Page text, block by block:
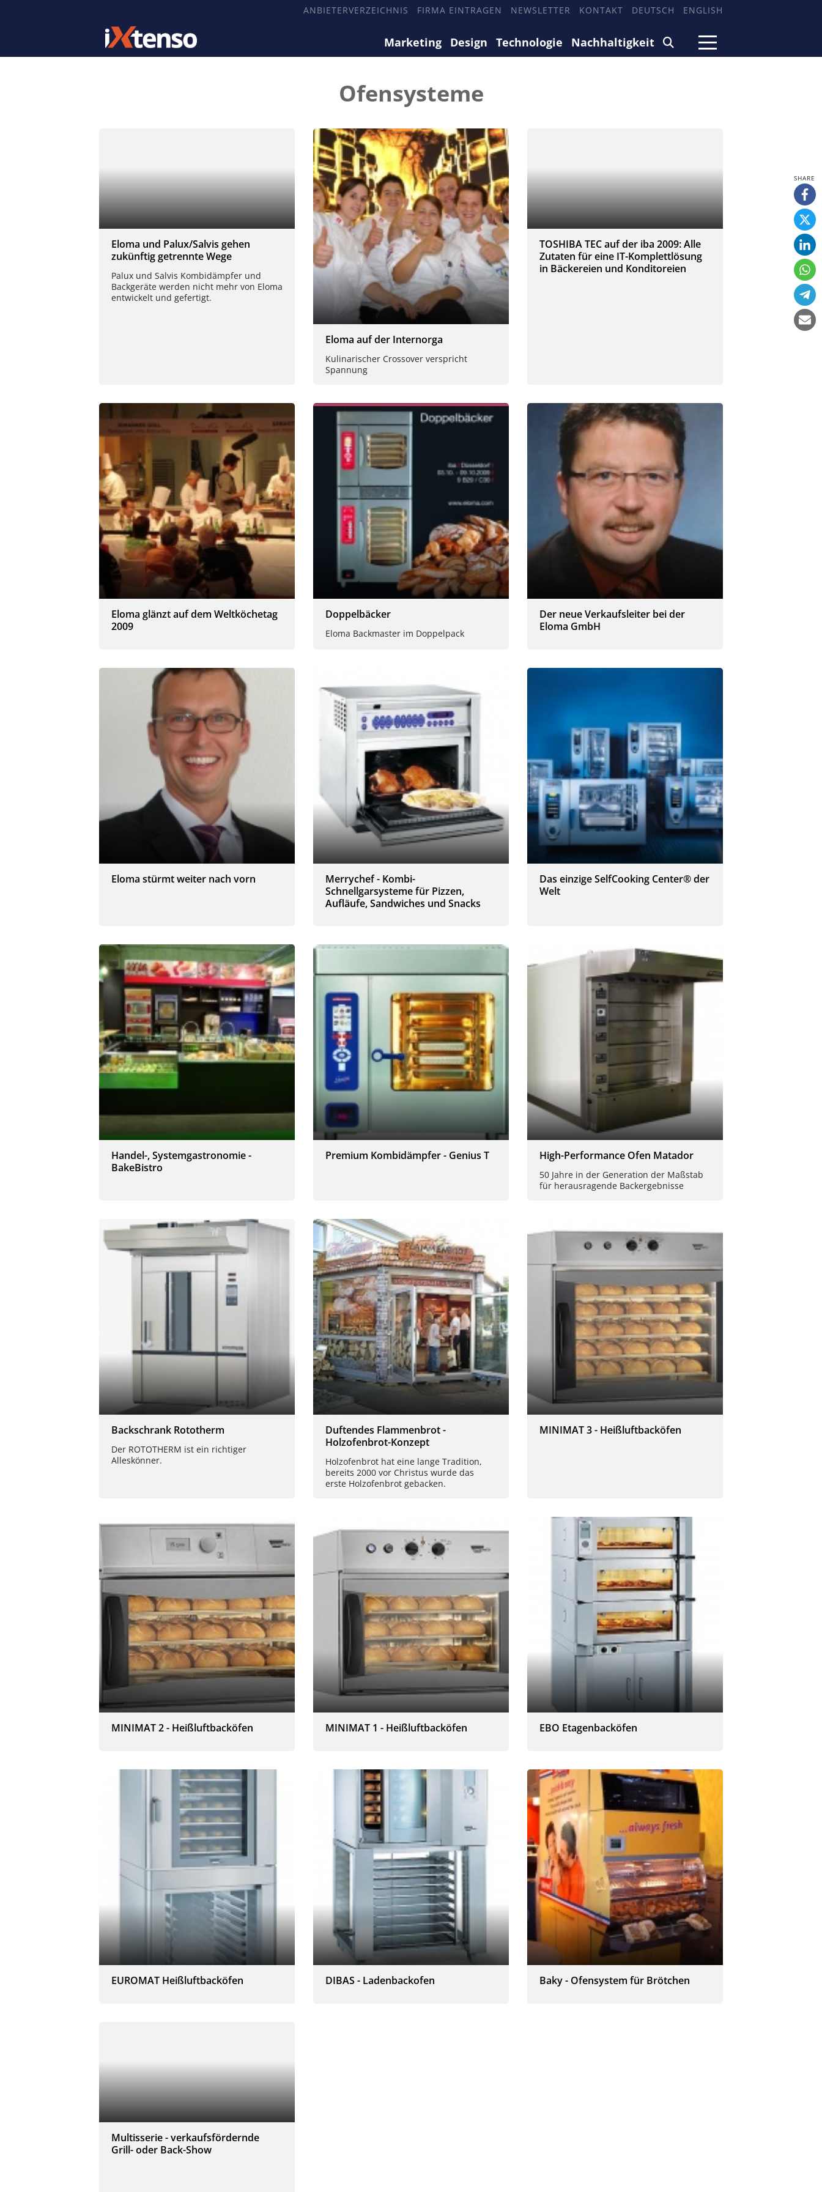
ANBIETERVERZEICHNIS FIRMA EINTRAGEN NEWSLETTER KONTAKT DEUTSCH ENGLISH
Marketing Design Technologie Nachhaltigkeit
Ofensysteme
Eloma und Palux/Salvis gehen
zukünftig getrennte Wege
Palux und Salvis Kombidämpfer und
Backgeräte werden nicht mehr von Eloma
entwickelt und gefertigt.
Eloma auf der Internorga
Kulinarischer Crossover verspricht
Spannung
TOSHIBA TEC auf der iba 2009: Alle
Zutaten für eine IT-Komplettlösung
in Bäckereien und Konditoreien
Eloma glänzt auf dem Weltköchetag
2009
Doppelbäcker
Eloma Backmaster im Doppelpack
Der neue Verkaufsleiter bei der
Eloma GmbH
Eloma stürmt weiter nach vorn
Merrychef - Kombi-
Schnellgarsysteme für Pizzen,
Aufläufe, Sandwiches und Snacks
Das einzige SelfCooking Center® der
Welt
Handel-, Systemgastronomie -
BakeBistro
Premium Kombidämpfer - Genius T High-Performance Ofen Matador
50 Jahre in der Generation der Maßstab
für herausragende Backergebnisse
Backschrank Rototherm
Der ROTOTHERM ist ein richtiger
Alleskönner.
Duftendes Flammenbrot -
Holzofenbrot-Konzept
Holzofenbrot hat eine lange Tradition,
bereits 2000 vor Christus wurde das
erste Holzofenbrot gebacken.
MINIMAT 3 - Heißluftbacköfen
MINIMAT 2 - Heißluftbacköfen MINIMAT 1 - Heißluftbacköfen EBO Etagenbacköfen
EUROMAT Heißluftbacköfen DIBAS - Ladenbackofen Baky - Ofensystem für Brötchen
Multisserie - verkaufsfördernde
Grill- oder Back-Show